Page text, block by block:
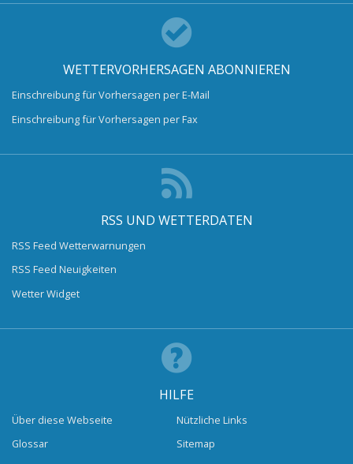
WETTERVORHERSAGEN ABONNIEREN
Einschreibung für Vorhersagen per E-Mail
Einschreibung für Vorhersagen per Fax
RSS UND WETTERDATEN
RSS Feed Wetterwarnungen
RSS Feed Neuigkeiten
Wetter Widget
HILFE
Über diese Webseite
Glossar
Nützliche Links
Sitemap